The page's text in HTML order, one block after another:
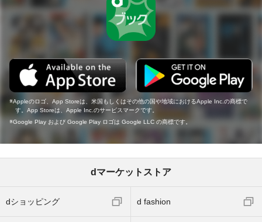
Appleのロゴ、App Storeは、米国もしくはその他の国や地域におけるApple Inc.の商標で
す。App Storeは、Apple Inc.のサービスマークです。
Google Play および Google Play ロゴは Google LLC の商標です。
dマーケットストア
dショッピング d fashion